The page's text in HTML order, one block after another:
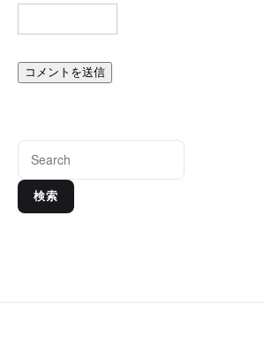
検索